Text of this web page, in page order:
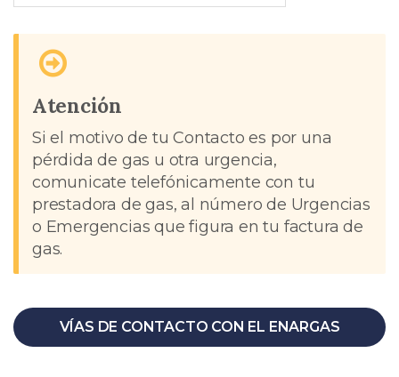
Atención
Si el motivo de tu Contacto es por una
pérdida de gas u otra urgencia,
comunicate telefónicamente con tu
prestadora de gas, al número de Urgencias
o Emergencias que figura en tu factura de
gas.
VÍAS DE CONTACTO CON EL ENARGAS